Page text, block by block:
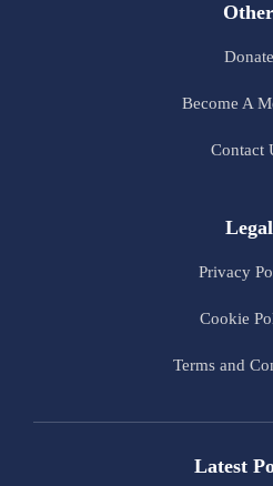
Other
Donate
Become A
Contact
Legal
Privacy
Cookie
Terms and
Latest